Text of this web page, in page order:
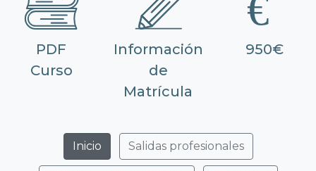
PDF
Curso
Información
de
Matrícula
950€
Inicio Salidas profesionales